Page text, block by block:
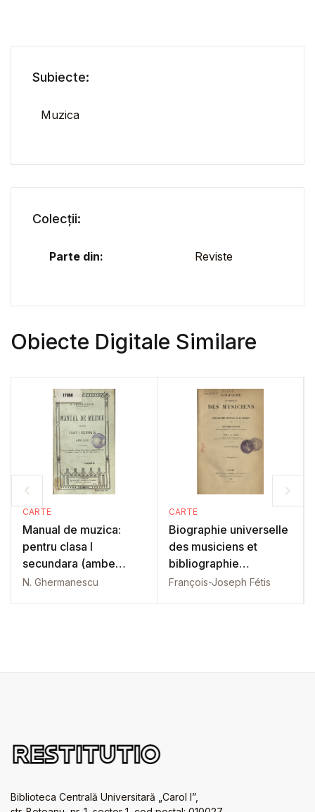
Subiecte:
Muzica
Colecții:
Parte din: Reviste
Obiecte Digitale Similare
CARTE
Manual de muzica:
pentru clasa I
secundara (ambe
sexe)
N. Ghermanescu
CARTE
Biographie universelle
des musiciens et
bibliographie
générale: Tom 1
François-Joseph Fétis
Biblioteca Centrală Universitară „Carol I”,